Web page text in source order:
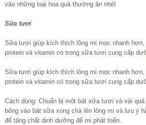
vào những loại hoa quả thường ăn nhé!
Sữa tươi
Sữa tươi giúp kích thích lông mi mọc nhanh
protein và vitamin có trong sữa tươi cung cấp
Sữa tươi giúp kích thích lông mi mọc nhanh
protein và vitamin có trong sữa tươi cung cấp
Cách dùng: Chuẩn bị một bát sữa tươi và vài quả
bông vào bát sữa xong chà lên lông mi và lưu ý
để tăng chất dinh dưỡng để mi phát triển.